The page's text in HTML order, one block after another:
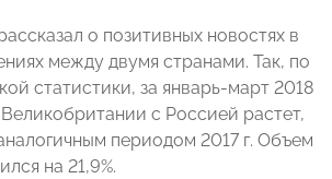
о позитивных новостях в
между двумя странами. Так, по
статистики, за январь-март 2018
с Россией растет,
периодом 2017 г. Объем
на 21,9%.